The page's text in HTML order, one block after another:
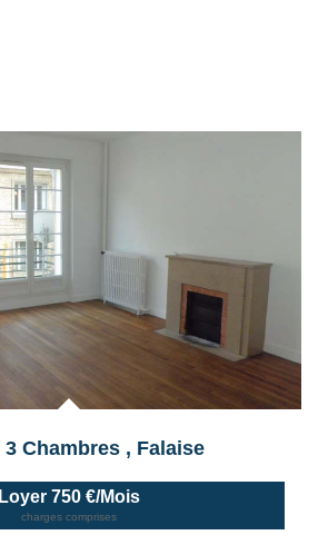
3 Chambres , Falaise
Loyer 750 €/mois
charges comprises